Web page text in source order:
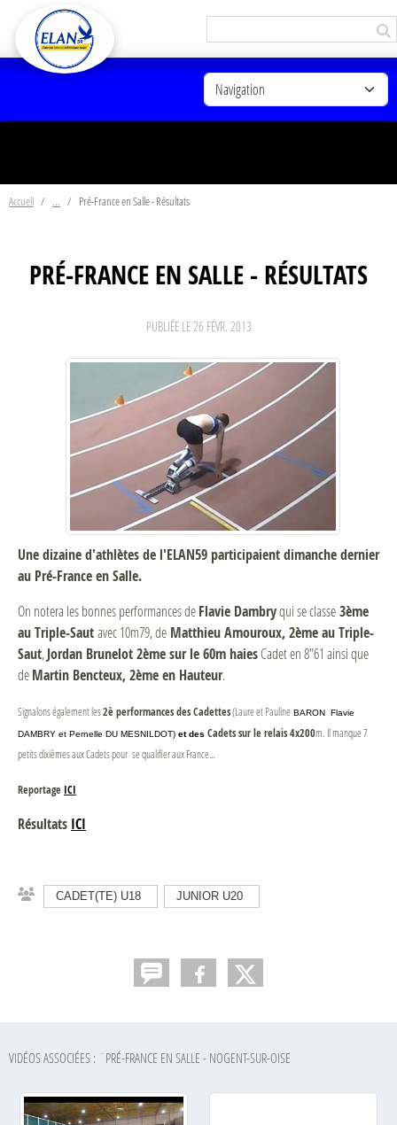
Accueil Pré-France en Salle - Résultats
PRÉ-FRANCE EN SALLE - RÉSULTATS
PUBLIÉE LE26 FÉVR. 2013
Une dizaine d'athlètes de l'ELAN59 participaient dimanche dernier
au Pré-France en Salle.
On notera les bonnes performances deFlavie Dambryqui se classe3ème
au Triple-Sautavec 10m79, de Matthieu Amouroux, 2ème au Triple-
Saut,Jordan Brunelot 2ème sur le 60m haiesCadet en 8"61 ainsi que
deMartin Bencteux, 2ème en Hauteur.
Signalons également les2è performances desCadettes(Laure et Pauline BARON Flavie
DAMBRY et Pernelle DU MESNILDOT) et des Cadets sur le relais 4x200m. Il manque 7
petits dixièmes aux Cadets pour se qualifier aux France...
Reportage ICI
Résultats ICI
CADET(TE) U18 JUNIOR U20
VIDÉOS ASSOCIÉES : ¨PRÉ-FRANCE EN SALLE - NOGENT-SUR-OISE
Panneau de gestion des cookies